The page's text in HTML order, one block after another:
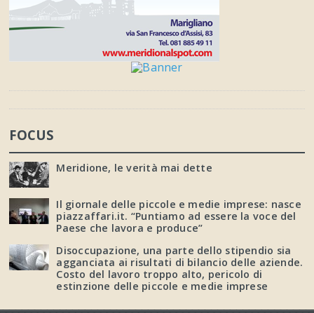
FOCUS
Meridione, le verità mai dette
Il giornale delle piccole e medie imprese: nasce
piazzaffari.it. “Puntiamo ad essere la voce del
Paese che lavora e produce”
Disoccupazione, una parte dello stipendio sia
agganciata ai risultati di bilancio delle aziende.
Costo del lavoro troppo alto, pericolo di
estinzione delle piccole e medie imprese